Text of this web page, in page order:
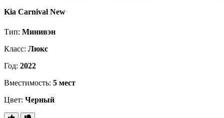
Kia Carnival New
Тип: Минивэн
Класс: Люкс
Год: 2022
Вместимость: 5 мест
Цвет: Черный